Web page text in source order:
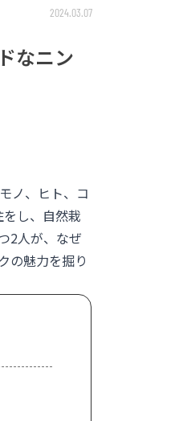
2024.03.07
なニン
ノ、ヒト、コ
し、自然栽
2人が、なぜ
の魅力を掘り